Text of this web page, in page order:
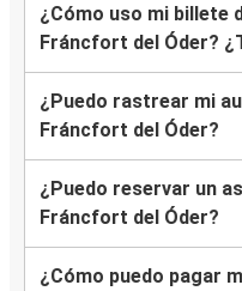
¿Cómo uso mi billete
Fráncfort del Óder?
¿Puedo rastrear mi
Fráncfort del Óder?
¿Puedo reservar un
Fráncfort del Óder?
¿Cómo puedo pagar